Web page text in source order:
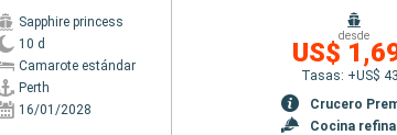
Sapphire princess
10 d
Camarote estándar
Perth
16/01/2028
desde
US$
Tasas: +US$
Crucero
Cocina